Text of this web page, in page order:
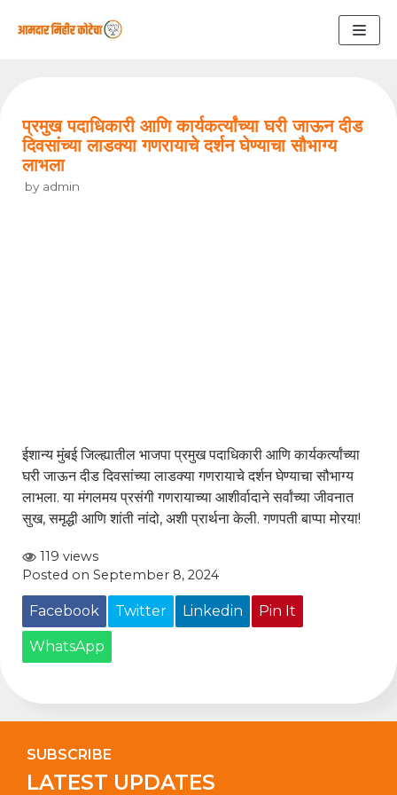
प्रमुख पदाधिकारी आणि कार्यकर्त्यांच्या घरी जाऊन दीड
दिवसांच्या लाडक्या गणरायाचे दर्शन घेण्याचा सौभाग्य
लाभला
by admin
ईशान्य मुंबई जिल्ह्यातील भाजपा प्रमुख पदाधिकारी आणि कार्यकर्त्यांच्या
घरी जाऊन दीड दिवसांच्या लाडक्या गणरायाचे दर्शन घेण्याचा सौभाग्य
लाभला. या मंगलमय प्रसंगी गणरायाच्या आशीर्वादाने सर्वांच्या जीवनात
सुख, समृद्धी आणि शांती नांदो, अशी प्रार्थना केली. गणपती बाप्पा मोरया!
119 views
Posted on September 8, 2024
Facebook Twitter Linkedin Pin It
WhatsApp
SUBSCRIBE
LATEST UPDATES